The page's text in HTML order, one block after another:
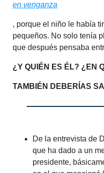
en venganza
, porque el niño le había
pequeños. No solo tenía
que después pensaba
¿Y QUIÉN ES ÉL? ¿EN
TAMBIÉN DEBERÍAS
De la entrevista de
que ha dado a un
presidente,